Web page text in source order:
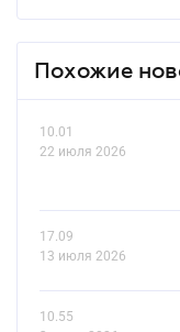
Похожие
10.01
22 июля 2026
17.09
13 июля 2026
10.55